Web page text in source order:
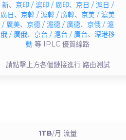
新、 京印 / 滬印 / 廣印、 京日 / 滬日 /
廣日、 京韓 / 滬韓 / 廣韓、 京美 / 滬美
/ 廣美、 京德 / 滬德 / 廣德、 京俄 / 滬
俄 / 廣俄、 京台 / 滬台 / 廣台、深港移
動 等 IPLC 優質線路
請點擊上方各個鏈接進行路由測試
1TB/月 流量